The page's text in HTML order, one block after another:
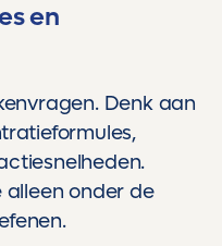
en
Denk aan
alleen onder de